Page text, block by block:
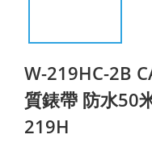
W-219HC-2B
質錶帶 防水50
219H